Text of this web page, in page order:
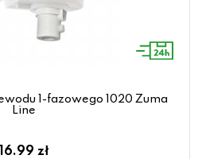
1-fazowego 1020 Zuma
Line
16.99 zł